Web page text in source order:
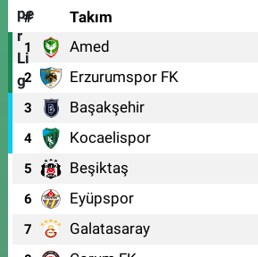
# Takım
1 Amed
2 Erzurumspor FK
3 Başakşehir
4 Kocaelispor
5 Beşiktaş
6 Eyüpspor
7 Galatasaray